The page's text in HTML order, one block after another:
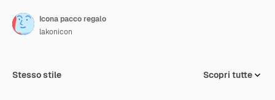
Icona pacco regalo
lakonicon
Stesso stile Scopri tutte